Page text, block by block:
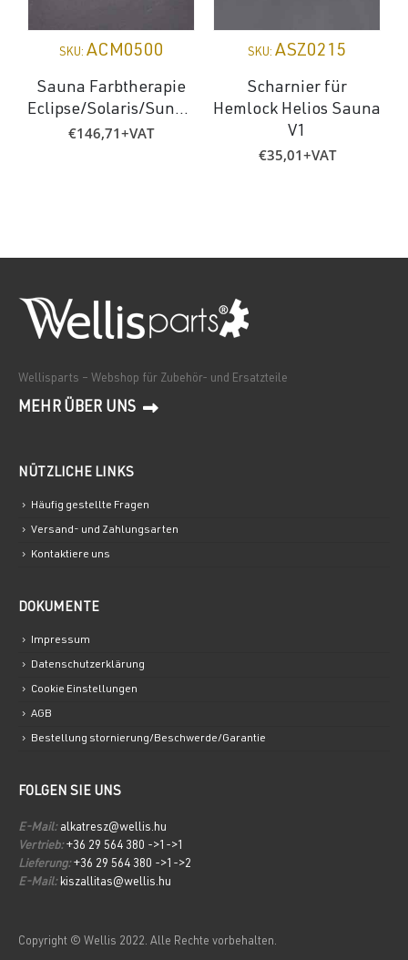
SKU: ACM0500
Sauna Farbtherapie
Eclipse/Solaris/Sundance/Helios
€146,71+VAT
SKU: ASZ0215
Scharnier für
Hemlock Helios Sauna
V1
€35,01+VAT
Wellisparts – Webshop für Zubehör- und Ersatzteile
MEHR ÜBER UNS
NÜTZLICHE LINKS
Häufig gestellte Fragen
Versand- und Zahlungsarten
Kontaktiere uns
DOKUMENTE
Impressum
Datenschutzerklärung
Cookie Einstellungen
AGB
Bestellung stornierung/Beschwerde/Garantie
FOLGEN SIE UNS
E-Mail: alkatresz@wellis.hu
Vertrieb: +36 29 564 380 ->1->1
Lieferung: +36 29 564 380 ->1->2
E-Mail: kiszallitas@wellis.hu
Copyright © Wellis 2022. Alle Rechte vorbehalten.